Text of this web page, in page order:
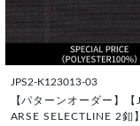
JPS2-K123013-03
【パターンオーダー】
ARSE SELECTLINE 2釦